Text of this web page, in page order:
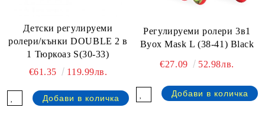
Детски регулируеми
ролери/кънки DOUBLE 2 в
1 Тюркоаз S(30-33)
€61.35
119.99лв.
Регулируеми ролери 3в1
Byox Mask L (38-41) Black
€27.09 52.98лв.